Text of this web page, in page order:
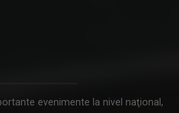
evenimente la nivel naţional,